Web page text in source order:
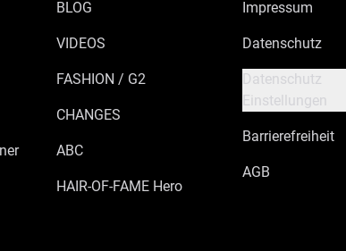
BLOG
VIDEOS
FASHION / G2
CHANGES
ABC
HAIR-OF-FAME Hero
Impressum
Datenschutz
Datenschutz
Einstellungen
Barrierefreiheit
AGB